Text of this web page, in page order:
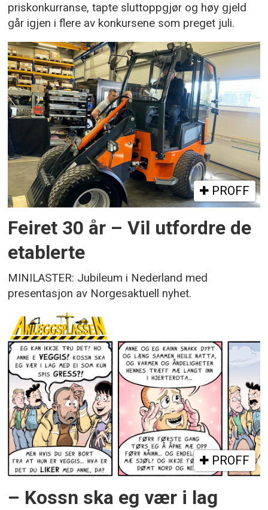
priskonkurranse, tapte sluttoppgjør og høy gjeld
går igjen i flere av konkursene som preget juli.
PROFF
Feiret 30 år – Vil utfordre de
etablerte
MINILASTER: Jubileum i Nederland med
presentasjon av Norgesaktuell nyhet.
PROFF
– Kossn ska eg vær i lag